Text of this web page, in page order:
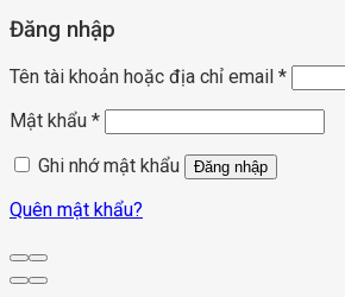
Đăng nhập
Tên tài khoản hoặc địa chỉ email *
Mật khẩu *
Ghi nhớ mật khẩu
Đăng nhập
Quên mật khẩu?